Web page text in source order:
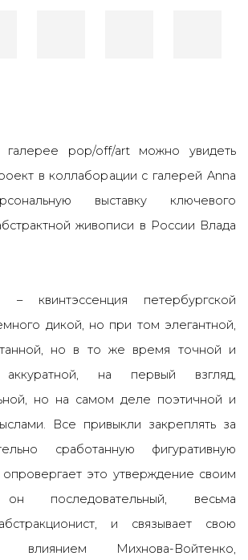
pop/off/art можно увидеть
в коллаборации с галерей Anna
выставку ключевого
живописи в России Влада
– квинтэссенция петербургской
дикой, но при том элегантной,
но в то же время точной и
на первый взгляд,
но на самом деле поэтичной и
Все привыкли закреплять за
сработанную фигуративную
это утверждение своим
он последовательный, весьма
и связывает свою
Михнова-Войтенко,